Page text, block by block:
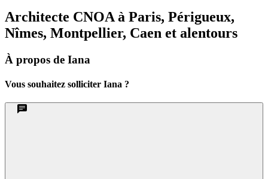
Architecte CNOA à Paris, Périgueux,
Nîmes, Montpellier, Caen et alentours
À propos de Iana
Vous souhaitez solliciter Iana ?